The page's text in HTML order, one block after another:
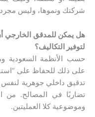
شركتك ونموها، وليس مجرد
هل يمكن للمدقق الخارجي
لتوفير التكاليف؟
حسب الأنظمة السعودية
على ذلك للحفاظ على
تدقيق داخلي جوهرية لنفس
تضاربًا في المصالح. من
وموضوعية كلا العمليتين.